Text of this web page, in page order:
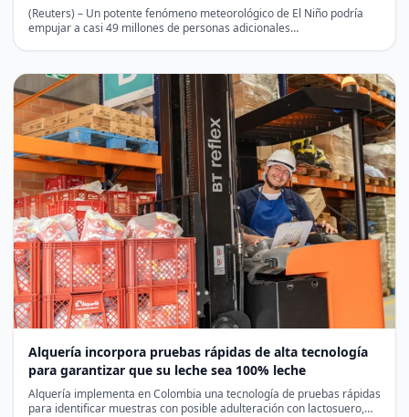
(Reuters) – Un potente fenómeno meteorológico de El Niño podría
empujar a casi 49 millones de personas adicionales…
Alquería incorpora pruebas rápidas de alta tecnología
para garantizar que su leche sea 100% leche
Alquería implementa en Colombia una tecnología de pruebas rápidas
para identificar muestras con posible adulteración con lactosuero,